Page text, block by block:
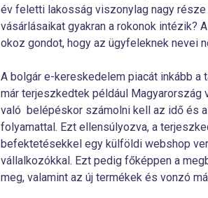
év feletti lakosság viszonylag nagy
vásárlásaikat gyakran a rokonok intézik?
okoz gondot, hogy az ügyfeleknek nevei
A bolgár e-kereskedelem piacát inkább a
már terjeszkedtek például Magyarország
való belépéskor számolni kell az idő és
folyamattal. Ezt ellensúlyozva, a
befektetésekkel egy külföldi webshop
vállalkozókkal. Ezt pedig főképpen a
meg, valamint az új termékek és vonzó